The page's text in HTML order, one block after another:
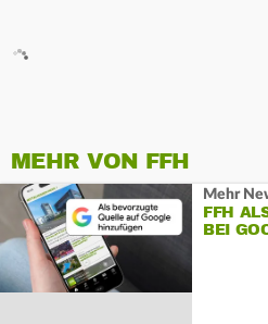
MEHR VON FFH
Mehr
FFH
BEI